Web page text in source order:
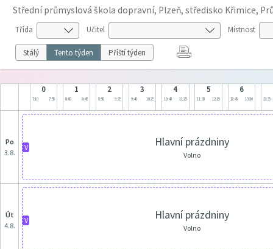
Střední průmyslová škola dopravní, Plzeň, středisko Křimice,
Třída Učitel Místnost
Stálý Tento týden Příští týden
0
7:10 7:55
1
8:00 8:45
2
8:50 9:35
3
9:40 10:25
4
10:40 11:25
5
11:30 12:15
6
12:45 13:30 13:35
po
3.8.
V Hlavní prázdniny
Volno
út
4.8.
V Hlavní prázdniny
Volno